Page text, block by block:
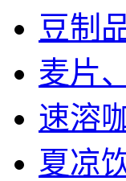
豆制
麦片
速溶
夏凉